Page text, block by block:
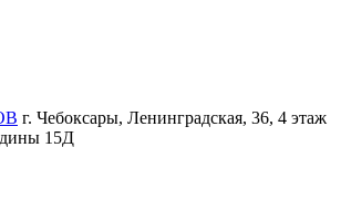
г. Чебоксары, Ленинградская, 36, 4 этаж
15Д